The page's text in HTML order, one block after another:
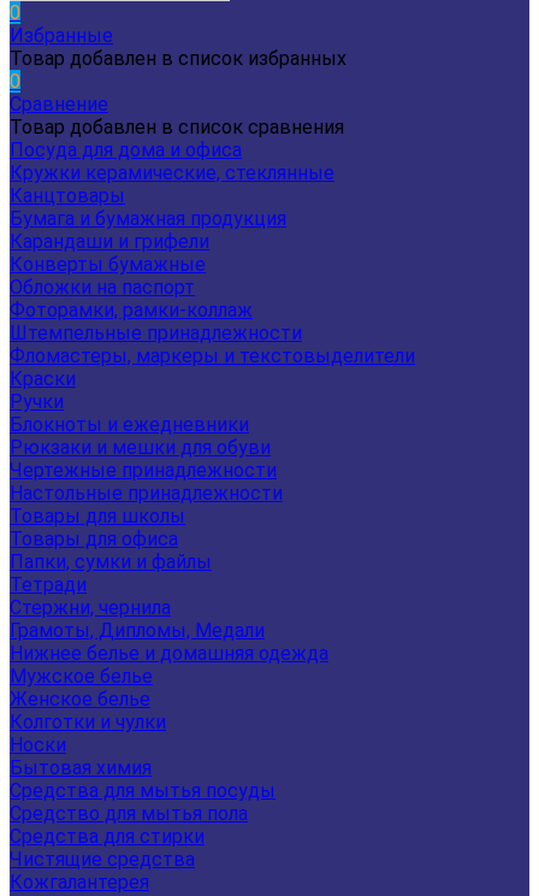
0
Избранные
Товар добавлен в список избранных
0
Сравнение
Товар добавлен в список сравнения
Посуда для дома и офиса
Кружки керамические, стеклянные
Канцтовары
Бумага и бумажная продукция
Карандаши и грифели
Конверты бумажные
Обложки на паспорт
Фоторамки, рамки-коллаж
Штемпельные принадлежности
Фломастеры, маркеры и текстовыделители
Краски
Ручки
Блокноты и ежедневники
Рюкзаки и мешки для обуви
Чертежные принадлежности
Настольные принадлежности
Товары для школы
Товары для офиса
Папки, сумки и файлы
Тетради
Стержни, чернила
Грамоты, Дипломы, Медали
Нижнее белье и домашняя одежда
Мужское белье
Женское белье
Колготки и чулки
Носки
Бытовая химия
Средства для мытья посуды
Средство для мытья пола
Средства для стирки
Чистящие средства
Кожгалантерея